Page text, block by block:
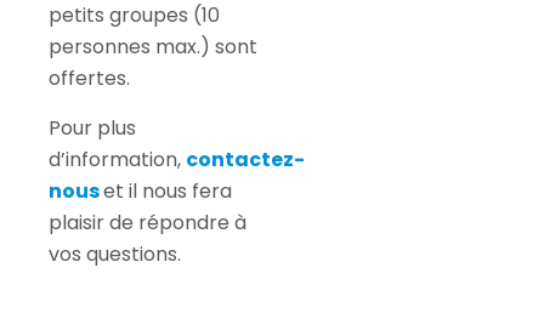
petits groupes (10
personnes max.) sont
offertes.
Pour plus
d’information, contactez-
nouset il nous fera
plaisir de répondre à
vos questions.